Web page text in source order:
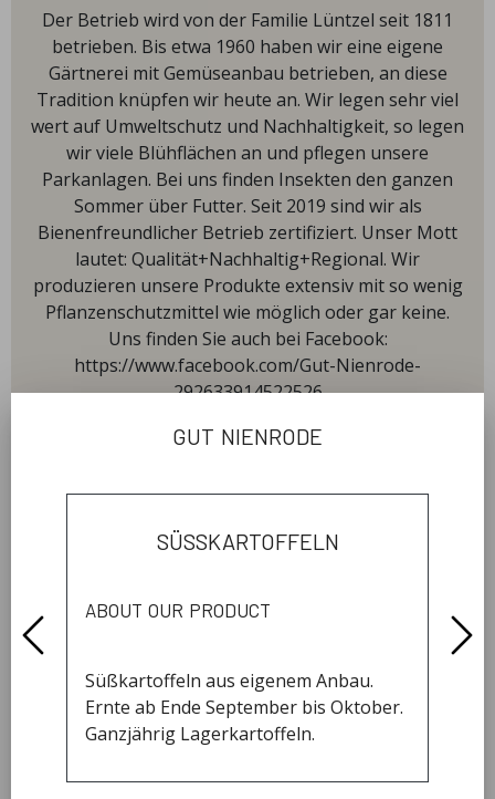
Der Betrieb wird von der Familie Lüntzel seit 1811
betrieben. Bis etwa 1960 haben wir eine eigene
Gärtnerei mit Gemüseanbau betrieben, an diese
Tradition knüpfen wir heute an. Wir legen sehr viel
wert auf Umweltschutz und Nachhaltigkeit, so legen
wir viele Blühflächen an und pflegen unsere
Parkanlagen. Bei uns finden Insekten den ganzen
Sommer über Futter. Seit 2019 sind wir als
Bienenfreundlicher Betrieb zertifiziert. Unser Mott
lautet: Qualität+Nachhaltig+Regional. Wir
produzieren unsere Produkte extensiv mit so wenig
Pflanzenschutzmittel wie möglich oder gar keine.
Uns finden Sie auch bei Facebook:
https://www.facebook.com/Gut-Nienrode-
292633914522526
our hours
Friday
Saturday
news
gut nienrode
süßkartoffeln
about our product
Süßkartoffeln aus eigenem Anbau.
Ernte ab Ende September bis Oktober.
Ganzjährig Lagerkartoffeln.